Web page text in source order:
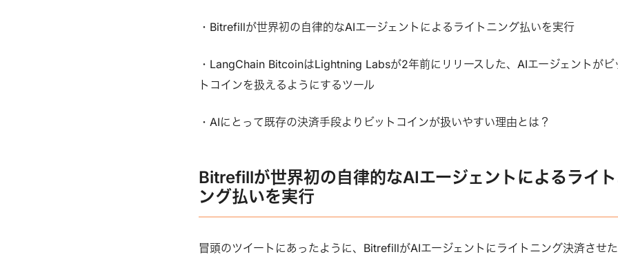
・Bitrefillが世界初の自律的なAIエージェントによるライトニング払いを実行
・LangChain BitcoinはLightning Labsが2年前にリリースした、AIエージェントがビ
トコインを扱えるようにするツール
・AIにとって既存の決済手段よりビットコインが扱いやすい理由とは？
Bitrefillが世界初の自律的なAIエージェントによるライ
ング払いを実行
冒頭のツイートにあったように、BitrefillがAIエージェントにライトニング決済させ